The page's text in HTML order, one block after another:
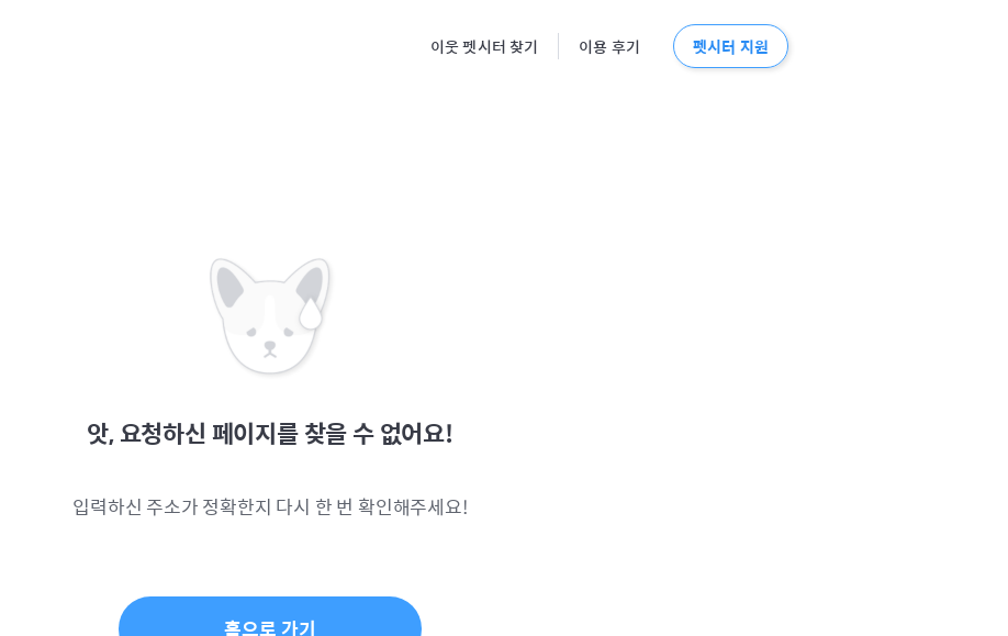
이웃 펫시터 찾기 이용 후기 펫시터 지원
앗, 요청하신 페이지를 찾을 수 없어요!
입력하신 주소가 정확한지 다시 한 번 확인해주세요!
홈으로 가기